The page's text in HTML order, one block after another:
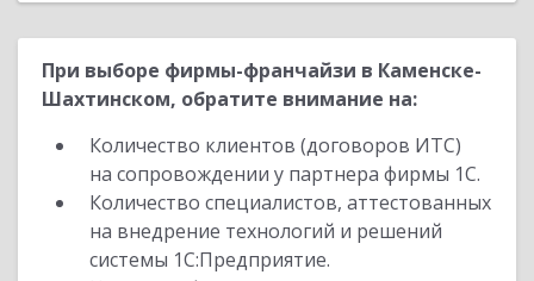
При выборе фирмы-франчайзи в Каменске-
Шахтинском, обратите внимание на:
Количество клиентов (договоров ИТС)
на сопровождении у партнера фирмы 1С.
Количество специалистов, аттестованных
на внедрение технологий и решений
системы 1С:Предприятие.